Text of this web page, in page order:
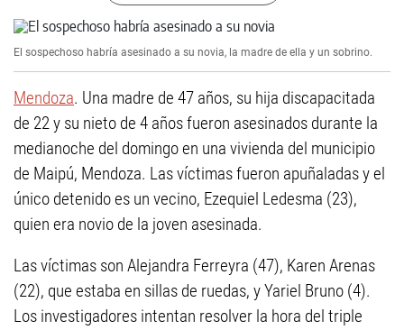
El sospechoso habría asesinado a su novia, la madre de ella y un sobrino.
Mendoza. Una madre de 47 años, su hija discapacitada
de 22 y su nieto de 4 años fueron asesinados durante la
medianoche del domingo en una vivienda del municipio
de Maipú, Mendoza. Las víctimas fueron apuñaladas y el
único detenido es un vecino, Ezequiel Ledesma (23),
quien era novio de la joven asesinada.
Las víctimas son Alejandra Ferreyra (47), Karen Arenas
(22), que estaba en sillas de ruedas, y Yariel Bruno (4).
Los investigadores intentan resolver la hora del triple